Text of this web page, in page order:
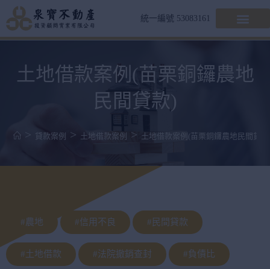
統一編號 53083161
土地借款案例(苗栗銅鑼農地
民間貸款)
> 貸款案例 > 土地借款案例 > 土地借款案例(苗栗銅鑼農地民間貸
#農地 #信用不良 #民間貸款
#土地借款 #法院撤銷查封 #負債比